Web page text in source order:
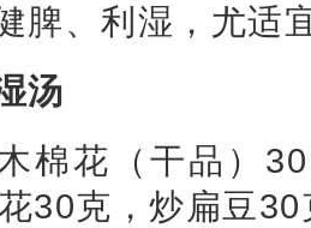
脾、利湿，尤适
汤
棉花（干品）
30克，炒扁豆